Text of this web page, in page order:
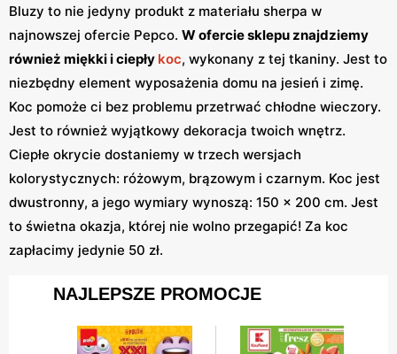
Bluzy to nie jedyny produkt z materiału sherpa w
najnowszej ofercie Pepco. W ofercie sklepu znajdziemy
również miękki i ciepły koc, wykonany z tej tkaniny. Jest to
niezbędny element wyposażenia domu na jesień i zimę.
Koc pomoże ci bez problemu przetrwać chłodne wieczory.
Jest to również wyjątkowy dekoracja twoich wnętrz.
Ciepłe okrycie dostaniemy w trzech wersjach
kolorystycznych: różowym, brązowym i czarnym. Koc jest
dwustronny, a jego wymiary wynoszą: 150 x 200 cm. Jest
to świetna okazja, której nie wolno przegapić! Za koc
zapłacimy jedynie 50 zł.